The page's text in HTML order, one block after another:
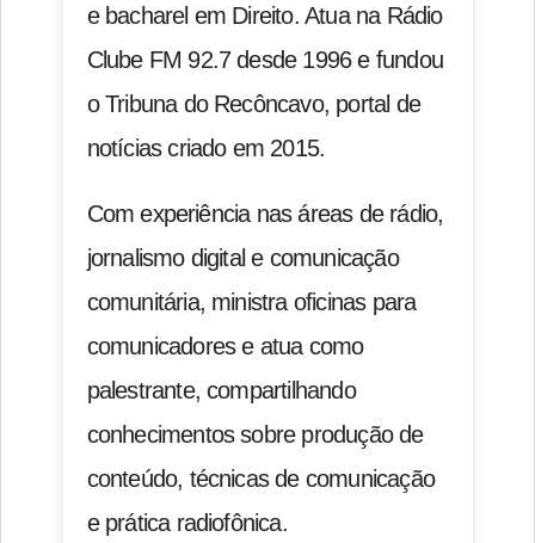
e bacharel em Direito. Atua na Rádio
Clube FM 92.7 desde 1996 e fundou
o Tribuna do Recôncavo, portal de
notícias criado em 2015.
Com experiência nas áreas de rádio,
jornalismo digital e comunicação
comunitária, ministra oficinas para
comunicadores e atua como
palestrante, compartilhando
conhecimentos sobre produção de
conteúdo, técnicas de comunicação
e prática radiofônica.